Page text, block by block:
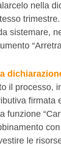
nella
sistemare,
il processo,
firmata
funzione
le